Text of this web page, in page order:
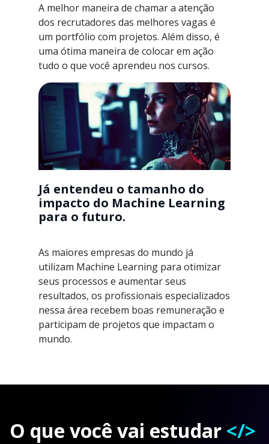
A melhor maneira de chamar a atenção
dos recrutadores das melhores vagas é
um portfólio com projetos. Além disso, é
uma ótima maneira de colocar em ação
tudo o que você aprendeu nos cursos.
Já entendeu o tamanho do
impacto do Machine Learning
para o futuro.
As maiores empresas do mundo já
utilizam Machine Learning para otimizar
seus processos e aumentar seus
resultados, os profissionais especializados
nessa área recebem boas remuneração e
participam de projetos que impactam o
mundo.
O que você vai estudar </>